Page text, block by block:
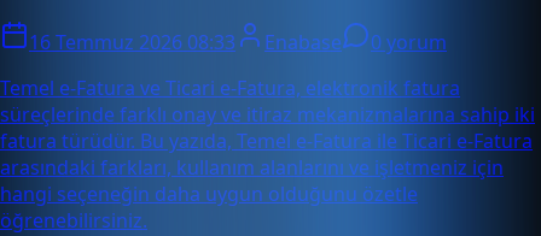
16 Temmuz 2026 08:33 Enabase
0 yorum
Temel e-Fatura ve Ticari e-Fatura, elektronik fatura
süreçlerinde farklı onay ve itiraz mekanizmalarına sahip iki
fatura türüdür. Bu yazıda, Temel e-Fatura ile Ticari e-Fatura
arasındaki farkları, kullanım alanlarını ve işletmeniz için
hangi seçeneğin daha uygun olduğunu özetle
öğrenebilirsiniz.